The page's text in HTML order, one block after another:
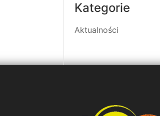
Kategorie
Aktualności